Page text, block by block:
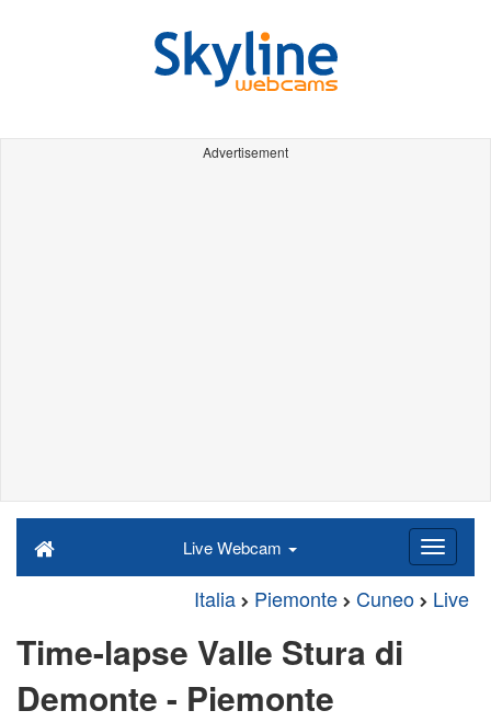
Advertisement
Live Webcam
Italia Piemonte Cuneo Live
Time-lapse Valle Stura di
Demonte - Piemonte